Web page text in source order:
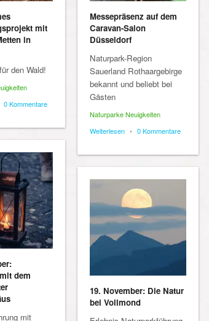
mit
in
den Wald!
0 Kommentare
Messepräsenz auf dem
Caravan-Salon
Düsseldorf
Naturpark-Region
Sauerland Rothaargebirge
bekannt und beliebt bei
Gästen
Naturparke Neuigkeiten
Weiterlesen • 0 Kommentare
dem
mit
19. November: Die Natur
bei Vollmond